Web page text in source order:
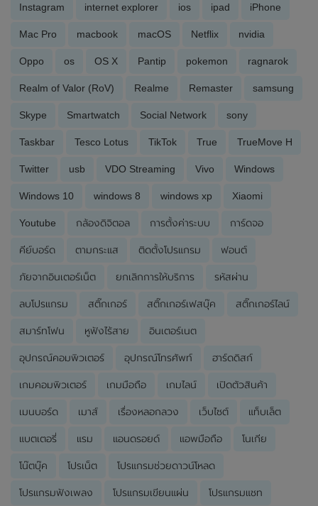
Instagram internet explorer ios ipad iPhone
Mac Pro macbook macOS Netflix nvidia
Oppo os OS X Pantip pokemon ragnarok
Realm of Valor (RoV) Realme Remaster samsung
Skype Smartwatch Social Network sony
Taskbar Tesco Lotus TikTok True TrueMove H
Twitter usb VDO Streaming Vivo Windows
Windows 10 windows 8 windows xp Xiaomi
Youtube กล้องดิจิตอล การตั้งค่าระบบ การ์ดจอ
คีย์บอร์ด ตามกระแส ติดตั้งโปรแกรม ฟอนต์
ภัยจากอินเตอร์เน็ต ยกเลิกการให้บริการ รหัสผ่าน
ลบโปรแกรม สติ๊กเกอร์ สติ๊กเกอร์เฟสบุ๊ค สติ๊กเกอร์ไลน์
สมาร์ทโฟน หูฟังไร้สาย อินเตอร์เนต
อุปกรณ์คอมพิวเตอร์ อุปกรณ์โทรศัพท์ ฮาร์ดดิสก์
เกมคอมพิวเตอร์ เกมมือถือ เกมไลน์ เปิดตัวสินค้า
เมนบอร์ด เมาส์ เรื่องหลอกลวง เว็บไซต์ แท็บเล็ต
แบตเตอรี่ แรม แอนดรอยด์ แอพมือถือ โนเกีย
โน๊ตบุ๊ค โปรเน็ต โปรแกรมช่วยดาวน์โหลด
โปรแกรมฟังเพลง โปรแกรมเขียนแผ่น โปรแกรมแชท